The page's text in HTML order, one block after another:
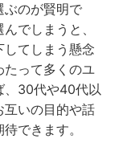
ぶのが賢明で
でしまうと、
てしまう懸念
たって多くのユ
、30代や40代以
互いの目的や話
できます。